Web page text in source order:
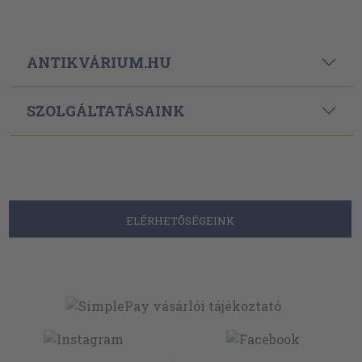
ANTIKVÁRIUM.HU
SZOLGÁLTATÁSAINK
ELÉRHETŐSÉGEINK